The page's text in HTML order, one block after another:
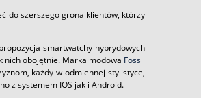
do szerszego grona klientów, którzy
smartwatchy hybrydowych
nich obojętnie. Marka modowa Fossil
każdy w odmiennej stylistyce,
z systemem IOS jak i Android.